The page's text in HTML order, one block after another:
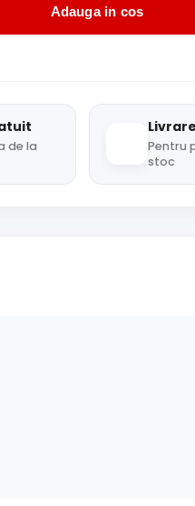
Adauga in cos
de la
Pentru
stoc